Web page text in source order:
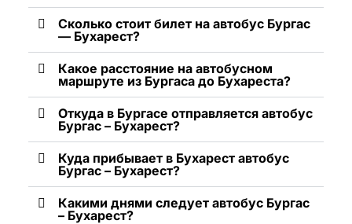
Сколько стоит билет на автобус Бургас
— Бухарест?
Какое расстояние на автобусном
маршруте из Бургаса до Бухареста?
Откуда в Бургасе отправляется автобус
Бургас – Бухарест?
Куда прибывает в Бухарест автобус
Бургас – Бухарест?
Какими днями следует автобус Бургас
– Бухарест?